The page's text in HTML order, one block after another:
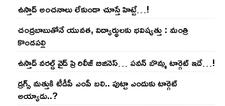
ఉస్తాద్ అంచ‌నాలు లేకుండా చూస్తే హిట్టే…!
చంద్ర‌బాబుతోనే యువ‌త‌, విద్యార్థుల‌కు భ‌విష్య‌త్తు : మంత్రి
కొండ‌ప‌ల్లి
ఉస్తాద్ వ‌ర‌ల్డ్ వైడ్ ప్రి రిలీజ్ బిజినెస్‌… ప‌వ‌న్ బొమ్మ టార్గెట్ ఇదే…!
డ్రగ్స్ మత్తుకి టీడీపీ ఎంపీ బలి.. పుట్టా ఎందుకు టార్గెట్
అయ్యాడు..?